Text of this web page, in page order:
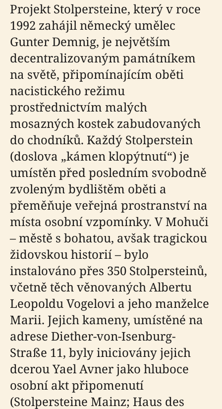
Projekt Stolpersteine, který v roce
1992 zahájil německý umělec
Gunter Demnig, je největším
decentralizovaným památníkem
na světě, připomínajícím oběti
nacistického režimu
prostřednictvím malých
mosazných kostek zabudovaných
do chodníků. Každý Stolperstein
(doslova „kámen klopýtnutí“) je
umístěn před posledním svobodně
zvoleným bydlištěm oběti a
přeměňuje veřejná prostranství na
místa osobní vzpomínky. V Mohuči
– městě s bohatou, avšak tragickou
židovskou historií – bylo
instalováno přes 350 Stolpersteinů,
včetně těch věnovaných Albertu
Leopoldu Vogelovi a jeho manželce
Marii. Jejich kameny, umístěné na
adrese Diether-von-Isenburg-
Straße 11, byly iniciovány jejich
dcerou Yael Avner jako hluboce
osobní akt připomenutí
(Stolpersteine Mainz; Haus des